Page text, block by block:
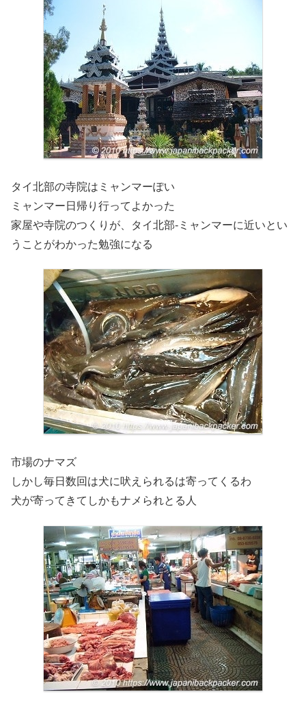
タイ北部の寺院はミャンマーぽい
ミャンマー日帰り行ってよかった
家屋や寺院のつくりが、タイ北部-ミャンマーに近いとい
うことがわかった勉強になる
市場のナマズ
しかし毎日数回は犬に吠えられるは寄ってくるわ
犬が寄ってきてしかもナメられとる人